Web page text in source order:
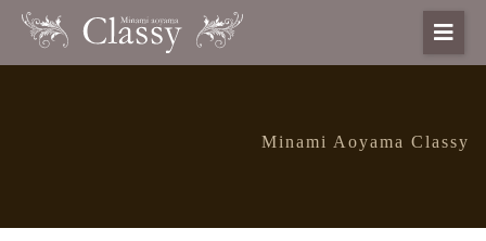
Minami Aoyama Classy